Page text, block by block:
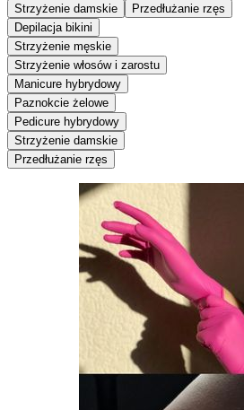
Strzyżenie damskie
Przedłużanie rzęs
Depilacja bikini
Strzyżenie męskie
Strzyżenie włosów i zarostu
Manicure hybrydowy
Paznokcie żelowe
Pedicure hybrydowy
Strzyżenie damskie
Przedłużanie rzęs